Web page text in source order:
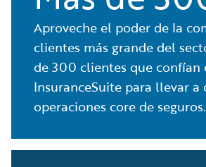
Aproveche el poder de la
clientes más grande del
de 300 clientes que confían
InsuranceSuite para llevar a
operaciones core de seguros.